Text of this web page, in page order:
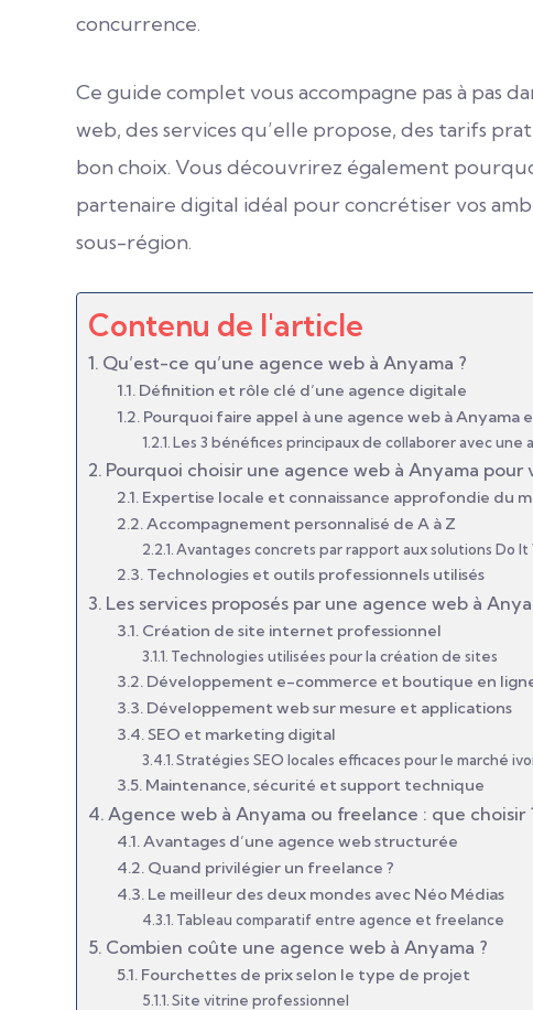
concurrence.
Ce guide complet vous accompagne pas à pas
web, des services qu’elle propose, des tarifs
bon choix. Vous découvrirez également
partenaire digital idéal pour concrétiser vos
sous-région.
Contenu de l'article
Qu’est-ce qu’une agence web à Anyama ?
Définition et rôle clé d’une agence digitale
Pourquoi faire appel à une agence web à Anyama
Les 3 bénéfices principaux de collaborer avec une
Pourquoi choisir une agence web à Anyama
Expertise locale et connaissance approfondie du
Accompagnement personnalisé de A à Z
Avantages concrets par rapport aux solutions Do It
Technologies et outils professionnels utilisés
Les services proposés par une agence web à
Création de site internet professionnel
Technologies utilisées pour la création de sites
Développement e-commerce et boutique en
Développement web sur mesure et applications
SEO et marketing digital
Stratégies SEO locales efficaces pour le marché
Maintenance, sécurité et support technique
Agence web à Anyama ou freelance : que choisir
Avantages d’une agence web structurée
Quand privilégier un freelance ?
Le meilleur des deux mondes avec Néo Médias
Tableau comparatif entre agence et freelance
Combien coûte une agence web à Anyama ?
Fourchettes de prix selon le type de projet
Site vitrine professionnel